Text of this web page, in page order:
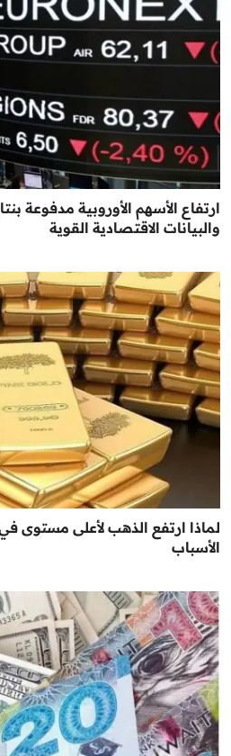
ارتفاع الأسهم الأوروبية مدفوعة
والبيانات الاقتصادية القوية
الأسباب